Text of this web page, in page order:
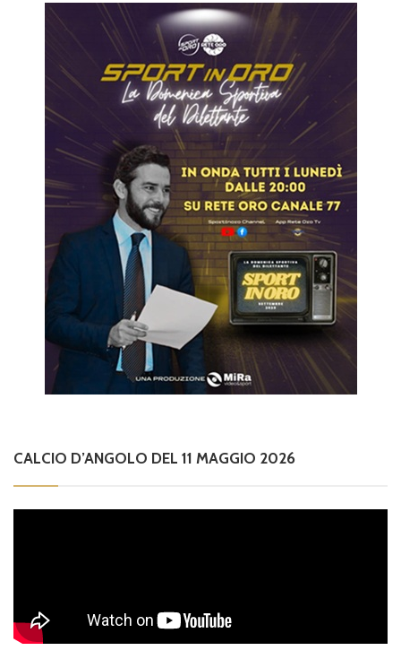
CALCIO D’ANGOLO DEL 11 MAGGIO 2026